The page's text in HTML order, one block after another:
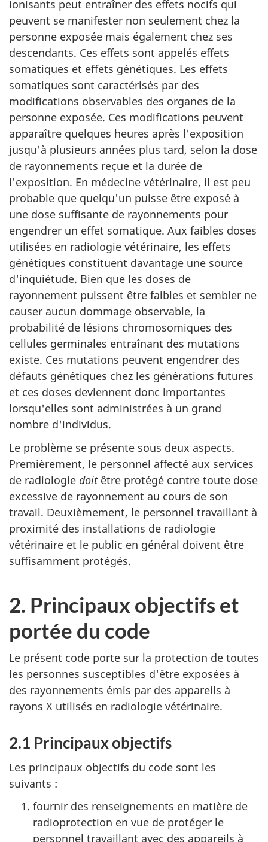
ionisants peut entraîner des effets nocifs qui
peuvent se manifester non seulement chez la
personne exposée mais également chez ses
descendants. Ces effets sont appelés effets
somatiques et effets génétiques. Les effets
somatiques sont caractérisés par des
modifications observables des organes de la
personne exposée. Ces modifications peuvent
apparaître quelques heures après l'exposition
jusqu'à plusieurs années plus tard, selon la dose
de rayonnements reçue et la durée de
l'exposition. En médecine vétérinaire, il est peu
probable que quelqu'un puisse être exposé à
une dose suffisante de rayonnements pour
engendrer un effet somatique. Aux faibles doses
utilisées en radiologie vétérinaire, les effets
génétiques constituent davantage une source
d'inquiétude. Bien que les doses de
rayonnement puissent être faibles et sembler ne
causer aucun dommage observable, la
probabilité de lésions chromosomiques des
cellules germinales entraînant des mutations
existe. Ces mutations peuvent engendrer des
défauts génétiques chez les générations futures
et ces doses deviennent donc importantes
lorsqu'elles sont administrées à un grand
nombre d'individus.
Le problème se présente sous deux aspects.
Premièrement, le personnel affecté aux services
de radiologie doitêtre protégé contre toute dose
excessive de rayonnement au cours de son
travail. Deuxièmement, le personnel travaillant à
proximité des installations de radiologie
vétérinaire et le public en général doivent être
suffisamment protégés.
2. Principaux objectifs et
portée du code
Le présent code porte sur la protection de toutes
les personnes susceptibles d'être exposées à
des rayonnements émis par des appareils à
rayons X utilisés en radiologie vétérinaire.
2.1 Principaux objectifs
Les principaux objectifs du code sont les
suivants :
fournir des renseignements en matière de
radioprotection en vue de protéger le
personnel travaillant avec des appareils à